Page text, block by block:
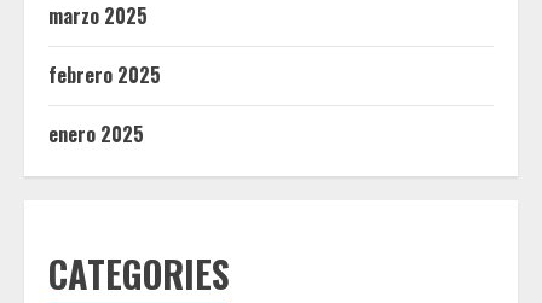
marzo 2025
febrero 2025
enero 2025
CATEGORIES